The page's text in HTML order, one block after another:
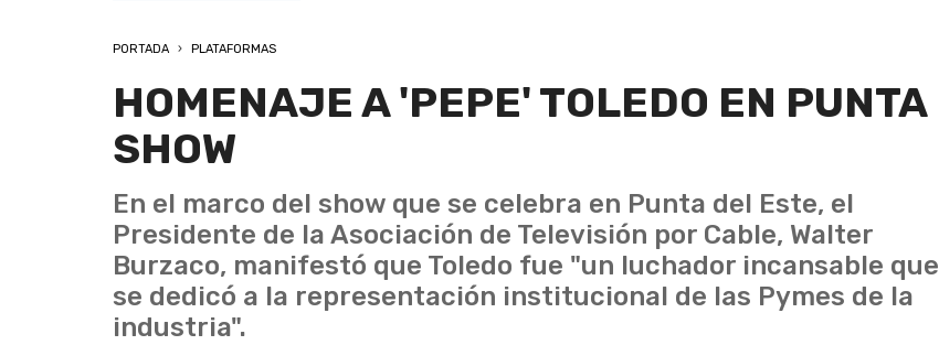
PORTADA PLATAFORMAS
HOMENAJE A 'PEPE' TOLEDO EN PUNTA
SHOW
En el marco del show que se celebra en Punta del Este, el
Presidente de la Asociación de Televisión por Cable, Walter
Burzaco, manifestó que Toledo fue "un luchador incansable que
se dedicó a la representación institucional de las Pymes de la
industria".